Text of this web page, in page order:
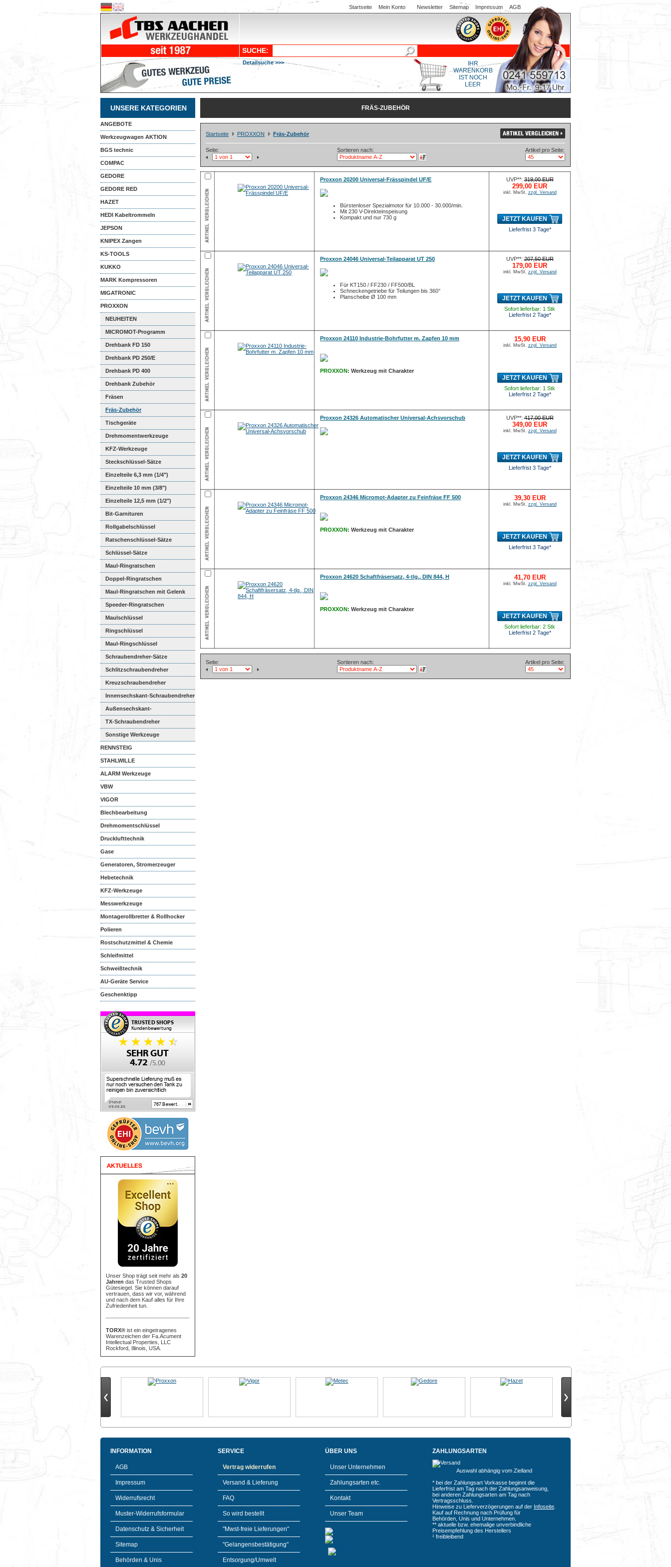
Startseite Mein Konto Newsletter Sitemap Impressum AGB
SUCHE:
Detailsuche >>>
IHR
WARENKORB
IST NOCH
LEER
UNSERE KATEGORIEN
ANGEBOTE
Werkzeugwagen AKTION
BGS technic
COMPAC
GEDORE
GEDORE RED
HAZET
HEDI Kabeltrommeln
JEPSON
KNIPEX Zangen
KS-TOOLS
KUKKO
MARK Kompressoren
MIGATRONIC
PROXXON
NEUHEITEN
MICROMOT-Programm
Drehbank FD 150
Drehbank PD 250/E
Drehbank PD 400
Drehbank Zubehör
Fräsen
Fräs-Zubehör
Tischgeräte
Drehmomentwerkzeuge
KFZ-Werkzeuge
Steckschlüssel-Sätze
Einzelteile 6,3 mm (1/4")
Einzelteile 10 mm (3/8")
Einzelteile 12,5 mm (1/2")
Bit-Garnituren
Rollgabelschlüssel
Ratschenschlüssel-Sätze
Schlüssel-Sätze
Maul-Ringratschen
Doppel-Ringratschen
Maul-Ringratschen mit Gelenk
Speeder-Ringratschen
Maulschlüssel
Ringschlüssel
Maul-Ringschlüssel
Schraubendreher-Sätze
Schlitzschraubendreher
Kreuzschraubendreher
Innensechskant-Schraubendreher
Außensechskant-
Schraubendreher
TX-Schraubendreher
Sonstige Werkzeuge
RENNSTEIG
STAHLWILLE
ALARM Werkzeuge
VBW
VIGOR
Blechbearbeitung
Drehmomentschlüssel
Drucklufttechnik
Gase
Generatoren, Stromerzeuger
Hebetechnik
KFZ-Werkzeuge
Messwerkzeuge
Montagerollbretter & Rollhocker
Polieren
Rostschutzmittel & Chemie
Schleifmittel
Schweißtechnik
AU-Geräte Service
Geschenktipp
Unser Shop trägt seit mehr als 20
Jahren das Trusted Shops
Gütesiegel. Sie können darauf
vertrauen, dass wir vor, während
und nach dem Kauf alles für Ihre
Zufriedenheit tun.
TORX® ist ein eingetragenes
Warenzeichen der Fa.Acument
Intellectual Properties, LLC
Rockford, Illinois, USA.
FRÄS-ZUBEHÖR
Startseite PROXXON Fräs-Zubehör
Seite: Sortieren nach: Artikel pro Seite:
Proxxon 20200 Universal-Frässpindel UF/E
Bürstenloser Spezialmotor für 10.000 - 30.000/min.
Mit 230 V-Direkteinspeisung
Kompakt und nur 730 g
UVP**:319,00 EUR
299,00 EUR
inkl. MwSt. zzgl. Versand
JETZT KAUFEN
Lieferfrist 3 Tage*
Proxxon 24046 Universal-Teilapparat UT 250
Für KT150 / FF230 / FF500/BL
Schneckengetriebe für Teilungen bis 360°
Planscheibe Ø 100 mm
UVP**:207,50 EUR
179,00 EUR
inkl. MwSt. zzgl. Versand
JETZT KAUFEN
Sofort lieferbar: 1 Stk
Lieferfrist 2 Tage*
Proxxon 24110 Industrie-Bohrfutter m. Zapfen 10 mm
PROXXON: Werkzeug mit Charakter
15,90 EUR
inkl. MwSt. zzgl. Versand
JETZT KAUFEN
Sofort lieferbar: 1 Stk
Lieferfrist 2 Tage*
Proxxon 24326 Automatischer Universal-Achsvorschub UVP**:417,00 EUR
349,00 EUR
inkl. MwSt. zzgl. Versand
JETZT KAUFEN
Lieferfrist 3 Tage*
Proxxon 24346 Micromot-Adapter zu Feinfräse FF 500
PROXXON: Werkzeug mit Charakter
39,30 EUR
inkl. MwSt. zzgl. Versand
JETZT KAUFEN
Lieferfrist 3 Tage*
Proxxon 24620 Schaftfräsersatz, 4-tlg., DIN 844, H
PROXXON: Werkzeug mit Charakter
41,70 EUR
inkl. MwSt. zzgl. Versand
JETZT KAUFEN
Sofort lieferbar: 2 Stk
Lieferfrist 2 Tage*
Seite: Sortieren nach: Artikel pro Seite:
INFORMATION
AGB
Impressum
Widerrufsrecht
Muster-Widerrufsformular
Datenschutz & Sicherheit
Sitemap
Behörden & Unis
SERVICE
Vertrag widerrufen
Versand & Lieferung
FAQ
So wird bestellt
"Mwst-freie Lieferungen"
"Gelangensbestätigung"
Entsorgung/Umwelt
ÜBER UNS
Unser Unternehmen
Zahlungsarten etc.
Kontakt
Unser Team
ZAHLUNGSARTEN
Auswahl abhängig vom Zielland
* bei der Zahlungsart Vorkasse beginnt die
Lieferfrist am Tag nach der Zahlungsanweisung,
bei anderen Zahlungsarten am Tag nach
Vertragsschluss.
Hinweise zu Lieferverzögerungen auf der Infoseite
Kauf auf Rechnung nach Prüfung für
Behörden, Unis und Unternehmen.
** aktuelle bzw. ehemalige unverbindliche
Preisempfehlung des Herstellers
¹ freibleibend